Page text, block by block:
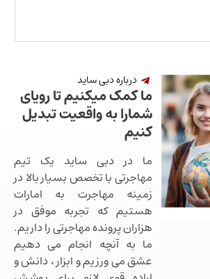
درباره دبی ساید
ما کمک میکنیم تا رویای
شمارا به واقعیت تبدیل
کنیم
ما در دبی ساید یک تیم
مهاجرتی با تخصص بسیار بالا در
زمینه مهاجرت به امارات
هستیم که تجربه موفق در
هزاران پرونده مهاجرتی را داریم.
ما به آنچه انجام می دهیم
عشق می ورزیم و ابزار ، دانش و